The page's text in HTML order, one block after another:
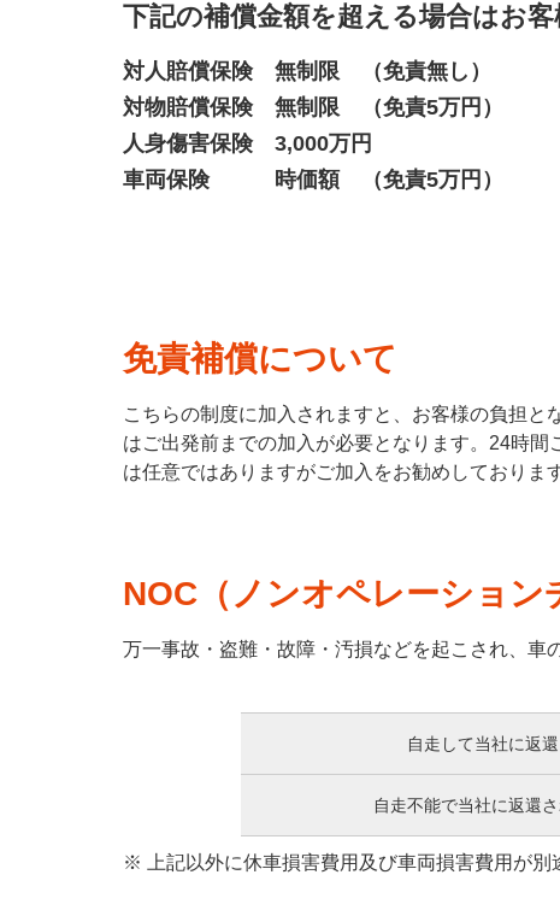
下記の補償金額を超える場合はお
対人賠償保険 無制限 （免責無し）
対物賠償保険 無制限 （免責5万円）
人身傷害保険 3,000万円
車両保険 時価額 （免責5万円）
免責補償について
こちらの制度に加入されますと、お客様の負担
はご出発前までの加入が必要となります。24時
は任意ではありますがご加入をお勧めしております
NOC（ノンオペレーション
万一事故・盗難・故障・汚損などを起こされ、車
自走して当社に返
自走不能で当社に返還
※ 上記以外に休車損害費用及び車両損害費用が別